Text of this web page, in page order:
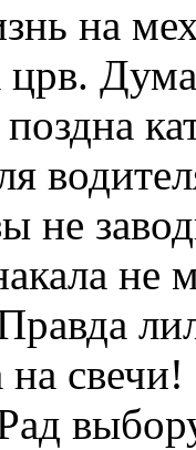
на
црв.
не
на